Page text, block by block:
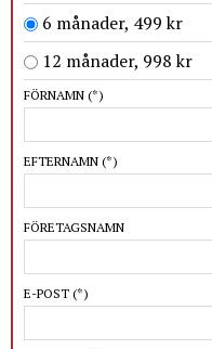
6 månader, 499 kr
12 månader, 998 kr
FÖRNAMN (*)
EFTERNAMN (*)
FÖRETAGSNAMN
E-POST (*)